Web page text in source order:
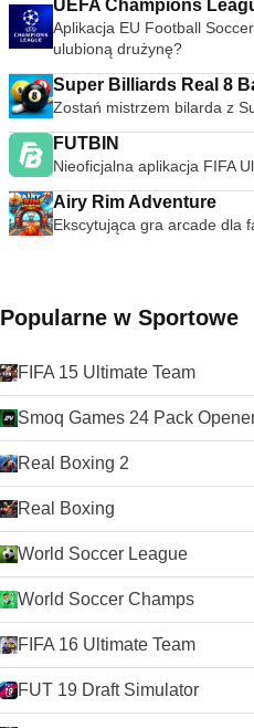
UEFA Champions
Aplikacja EU Football
ulubioną drużynę?
Super Billiards Real 8
Zostań mistrzem bilarda z
FUTBIN
Nieoficjalna aplikacja FIFA
Airy Rim Adventure
Ekscytująca gra arcade dla
Popularne w Sportowe
FIFA 15 Ultimate Team
Smoq Games 24 Pack
Real Boxing 2
Real Boxing
World Soccer League
World Soccer Champs
FIFA 16 Ultimate Team
FUT 19 Draft Simulator